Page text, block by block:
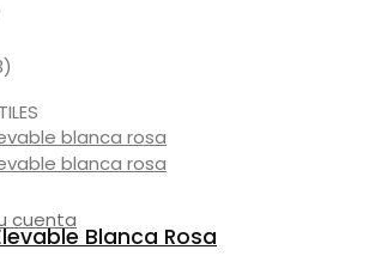
cuenta
Blanca Rosa